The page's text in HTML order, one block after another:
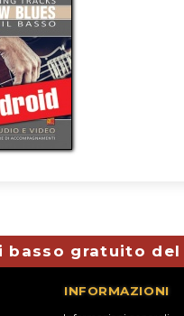
gratuito del
INFORMAZIONI